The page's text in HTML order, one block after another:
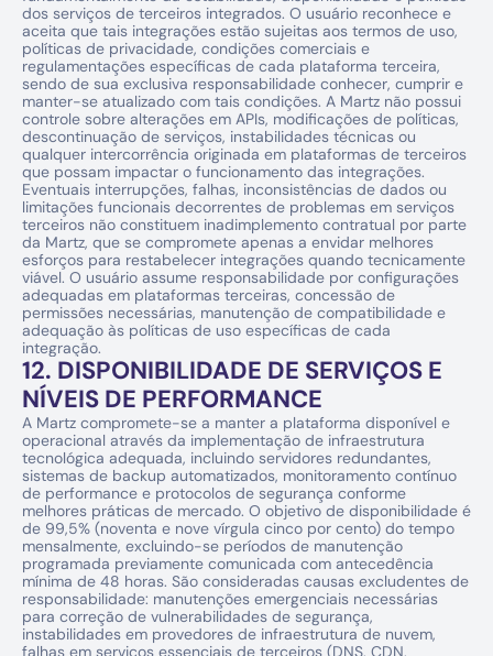
dos serviços de terceiros integrados. O usuário reconhece e
aceita que tais integrações estão sujeitas aos termos de uso,
políticas de privacidade, condições comerciais e
regulamentações específicas de cada plataforma terceira,
sendo de sua exclusiva responsabilidade conhecer, cumprir e
manter-se atualizado com tais condições. A Martz não possui
controle sobre alterações em APIs, modificações de políticas,
descontinuação de serviços, instabilidades técnicas ou
qualquer intercorrência originada em plataformas de terceiros
que possam impactar o funcionamento das integrações.
Eventuais interrupções, falhas, inconsistências de dados ou
limitações funcionais decorrentes de problemas em serviços
terceiros não constituem inadimplemento contratual por parte
da Martz, que se compromete apenas a envidar melhores
esforços para restabelecer integrações quando tecnicamente
viável. O usuário assume responsabilidade por configurações
adequadas em plataformas terceiras, concessão de
permissões necessárias, manutenção de compatibilidade e
adequação às políticas de uso específicas de cada
integração.
12. DISPONIBILIDADE DE SERVIÇOS E
NÍVEIS DE PERFORMANCE
A Martz compromete-se a manter a plataforma disponível e
operacional através da implementação de infraestrutura
tecnológica adequada, incluindo servidores redundantes,
sistemas de backup automatizados, monitoramento contínuo
de performance e protocolos de segurança conforme
melhores práticas de mercado. O objetivo de disponibilidade é
de 99,5% (noventa e nove vírgula cinco por cento) do tempo
mensalmente, excluindo-se períodos de manutenção
programada previamente comunicada com antecedência
mínima de 48 horas. São consideradas causas excludentes de
responsabilidade: manutenções emergenciais necessárias
para correção de vulnerabilidades de segurança,
instabilidades em provedores de infraestrutura de nuvem,
falhas em serviços essenciais de terceiros (DNS, CDN,